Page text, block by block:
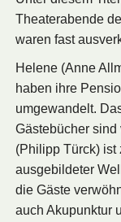
Theaterabende
waren fast
Helene (Anne
haben ihre
umgewandelt.
Gästebücher
(Philipp Türck)
ausgebildeter
die Gäste
auch Akupunktur